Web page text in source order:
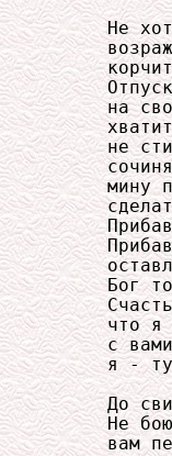
Не
на
не
мину
Бог
что я
с
я -
До
Не
вам